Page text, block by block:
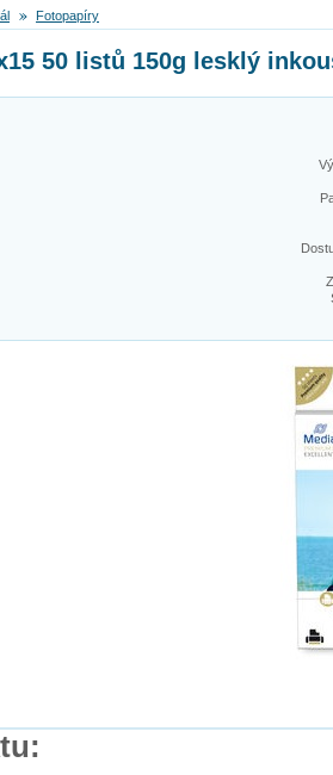
Fotopapíry
50 listů 150g lesklý